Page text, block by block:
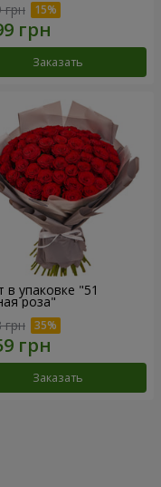
грн
Заказать
в упаковке "51
роза"
грн
Заказать